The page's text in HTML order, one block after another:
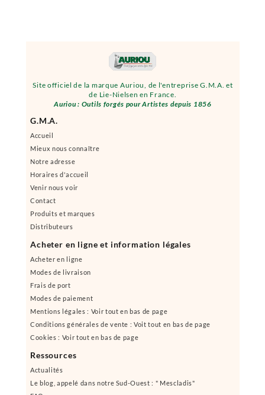
Site officiel de la marque Auriou, de l'entreprise G.M.A. et
de Lie-Nielsen en France.
Auriou : Outils forgés pour Artistes depuis 1856
G.M.A.
Accueil
Mieux nous connaître
Notre adresse
Horaires d'accueil
Venir nous voir
Contact
Produits et marques
Distributeurs
Acheter en ligne et information légales
Acheter en ligne
Modes de livraison
Frais de port
Modes de paiement
Mentions légales : Voir tout en bas de page
Conditions générales de vente : Voit tout en bas de page
Cookies : Voir tout en bas de page
Ressources
Actualités
Le blog, appelé dans notre Sud-Ouest : " Mescladis"